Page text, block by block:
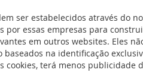
ser estabelecidos através do
por essas empresas para
em outros websites. Eles
baseados na identificação
cookies, terá menos publicidade